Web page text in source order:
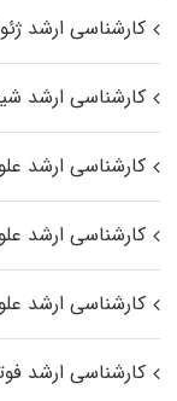
کارشناسی ارشد
کارشناسی ارشد
کارشناسی ارشد
کارشناسی ارشد
کارشناسی ارشد
کارشناسی ارشد